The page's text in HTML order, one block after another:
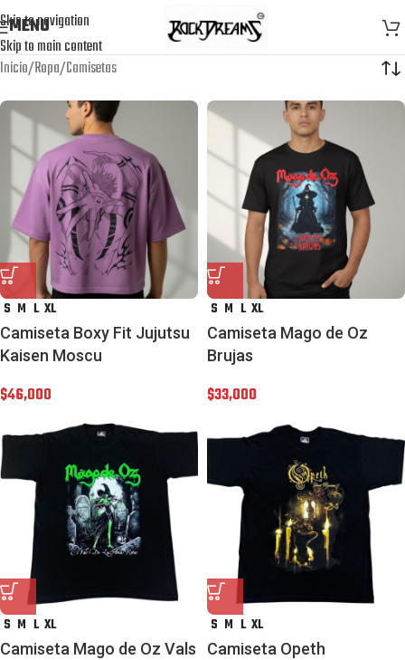
Skip to navigation
Skip to main content
MENU
Inicio Ropa Camisetas
S M L XL
Camiseta Boxy Fit Jujutsu
Kaisen Moscu
$46,000
S M L XL
Camiseta Mago de Oz
Brujas
$33,000
S M L XL
Camiseta Mago de Oz Vals
S M L XL
Camiseta Opeth